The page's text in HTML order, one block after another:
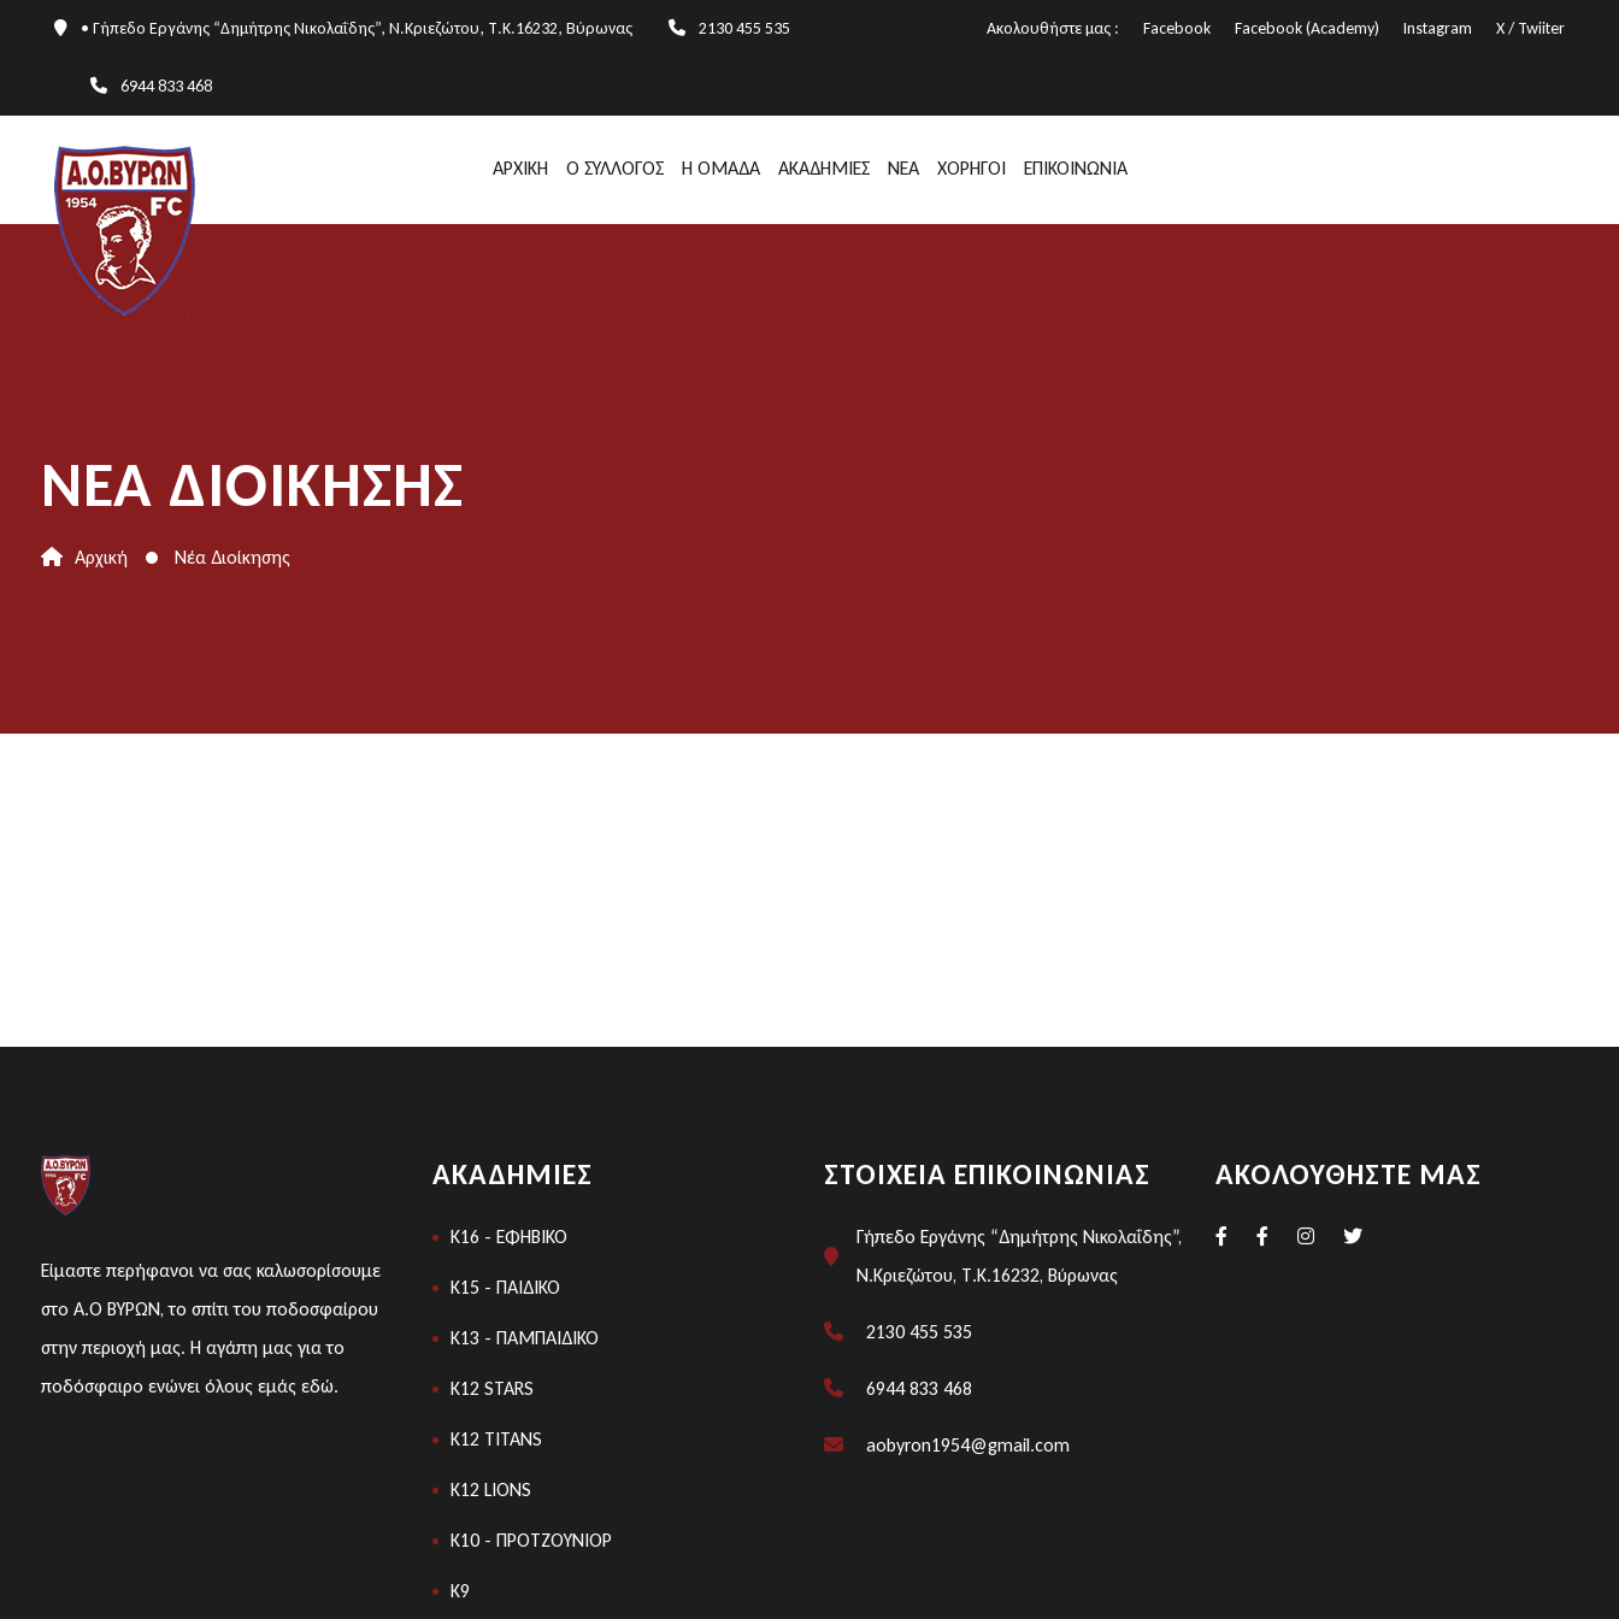
Ακολουθήστε μας : Facebook Facebook (Academy) Instagram X / Twiiter
• Γήπεδο Εργάνης “Δημήτρης Νικολαΐδης”, Ν.Κριεζώτου, Τ.Κ.16232, Βύρωνας 2130 455 535
6944 833 468
ΑΡΧΙΚΗ Ο ΣΥΛΛΟΓΟΣ Η ΟΜΑΔΑ ΑΚΑΔΗΜΙΕΣ ΝΕΑ ΧΟΡΗΓΟΙ ΕΠΙΚΟΙΝΩΝΙΑ
ΝΈΑ ΔΙΟΊΚΗΣΗΣ
Αρχική Νέα Διοίκησης
Είμαστε περήφανοι να σας καλωσορίσουμε
στο Α.Ο ΒΥΡΩΝ, το σπίτι του ποδοσφαίρου
στην περιοχή μας. Η αγάπη μας για το
ποδόσφαιρο ενώνει όλους εμάς εδώ.
ΑΚΑΔΗΜΊΕΣ
K16 - ΕΦΗΒΙΚΟ
K15 - ΠΑΙΔΙΚΟ
K13 - ΠΑΜΠΑΙΔΙΚΟ
Κ12 STARS
K12 TITANS
Κ12 LIONS
K10 - ΠΡΟΤΖΟΥΝΙΟΡ
Κ9
ΣΤΟΙΧΕΊΑ ΕΠΙΚΟΙΝΩΝΊΑΣ
Γήπεδο Εργάνης “Δημήτρης Νικολαΐδης”,
Ν.Κριεζώτου, Τ.Κ.16232, Βύρωνας
2130 455 535
6944 833 468
aobyron1954@gmail.com
ΑΚΟΛΟΥΘΉΣΤΕ ΜΑΣ